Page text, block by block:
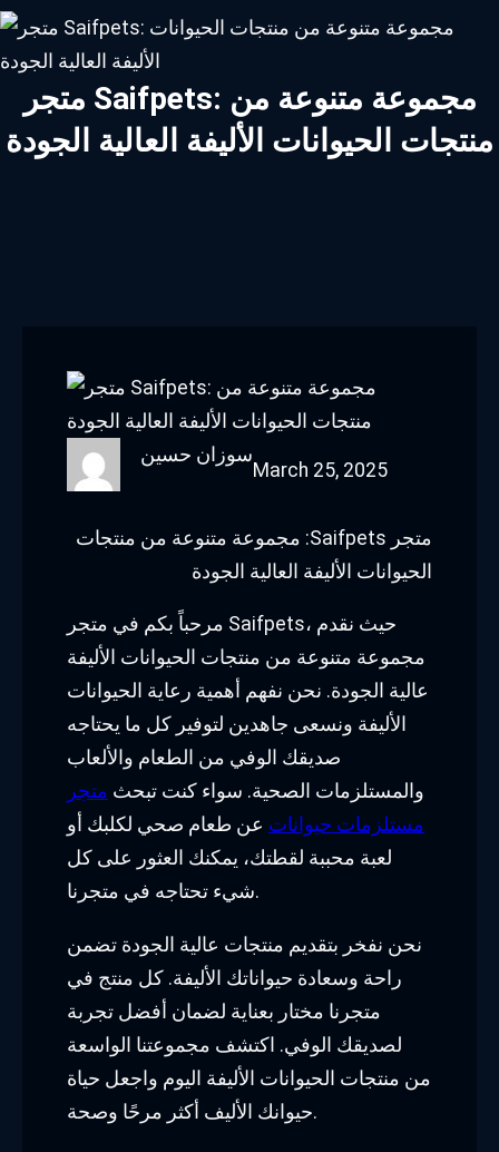
متجر Saifpets: مجموعة متنوعة من
منتجات الحيوانات الأليفة العالية الجودة
سوزان حسين
March 25, 2025
متجر Saifpets: مجموعة متنوعة من منتجات
الحيوانات الأليفة العالية الجودة
مرحباً بكم في متجر Saifpets، حيث نقدم
مجموعة متنوعة من منتجات الحيوانات الأليفة
عالية الجودة. نحن نفهم أهمية رعاية الحيوانات
الأليفة ونسعى جاهدين لتوفير كل ما يحتاجه
صديقك الوفي من الطعام والألعاب
والمستلزمات الصحية. سواء كنت تبحث متجر
مستلزمات حيوانات عن طعام صحي لكلبك أو
لعبة محببة لقطتك، يمكنك العثور على كل
شيء تحتاجه في متجرنا.
نحن نفخر بتقديم منتجات عالية الجودة تضمن
راحة وسعادة حيواناتك الأليفة. كل منتج في
متجرنا مختار بعناية لضمان أفضل تجربة
لصديقك الوفي. اكتشف مجموعتنا الواسعة
من منتجات الحيوانات الأليفة اليوم واجعل حياة
حيوانك الأليف أكثر مرحًا وصحة.